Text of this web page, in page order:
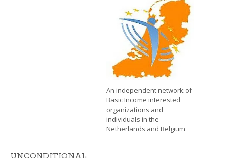
An independent network of
Basic Income interested
organizations and
individuals in the
Netherlands and Belgium
UNCONDITIONAL